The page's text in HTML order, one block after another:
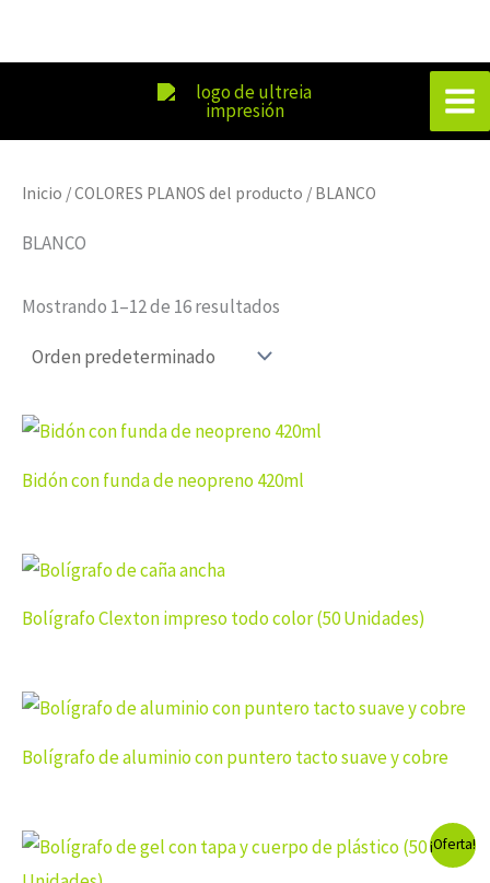
Inicio / COLORES PLANOS del producto / BLANCO
BLANCO
Mostrando 1–12 de 16 resultados
Bidón con funda de neopreno 420ml
Bolígrafo Clexton impreso todo color (50 Unidades)
Bolígrafo de aluminio con puntero tacto suave y cobre
¡Oferta!